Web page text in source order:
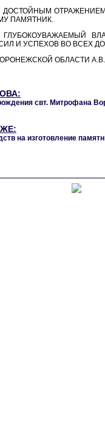
ДОСТОЙНЫМ
ПАМЯТНИК.
И УСПЕХОВ ВО ВСЕХ
ОБЛАСТИ
свт. Митрофана
на изготовление